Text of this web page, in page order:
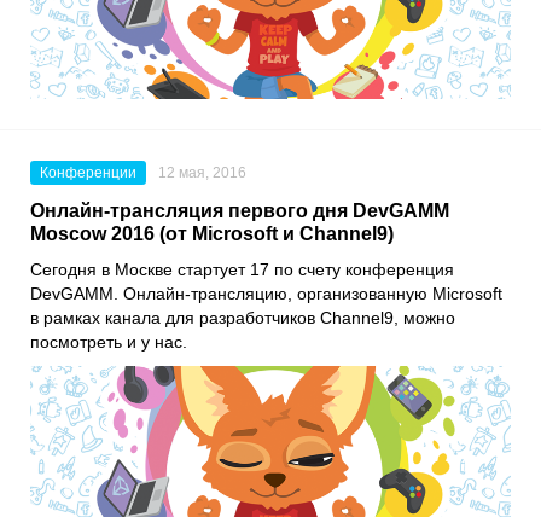
Конференции 12 мая, 2016
Онлайн-трансляция первого дня DevGAMM
Moscow 2016 (от Microsoft и Channel9)
Сегодня в Москве стартует 17 по счету конференция
DevGAMM. Онлайн-трансляцию, организованную Microsoft
в рамках канала для разработчиков Channel9, можно
посмотреть и у нас.